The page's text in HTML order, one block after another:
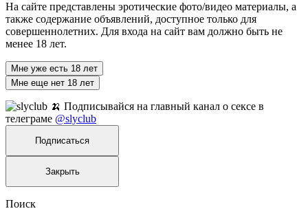
На сайте представлены эротические фото/видео материалы, а
также содержание объявлений, доступное только для
совершеннолетних. Для входа на сайт вам должно быть не
менее 18 лет.
Мне уже есть 18 лет
Мне еще нет 18 лет
🍌 Подписывайся на главный канал о сексе в
телеграме @slyclub
Подписаться
Закрыть
Поиск